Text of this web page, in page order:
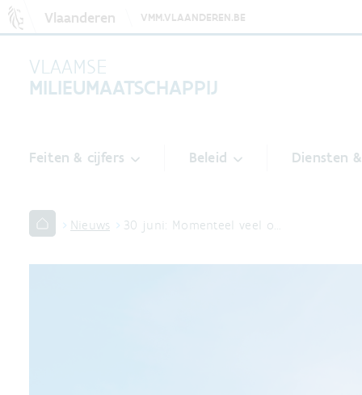
Vlaanderen VMM.VLAANDEREN.BE
VLAAMSE
MILIEUMAATSCHAPPIJ
Feiten & cijfers Beleid Diensten
Nieuws 30 juni: Momenteel veel o…